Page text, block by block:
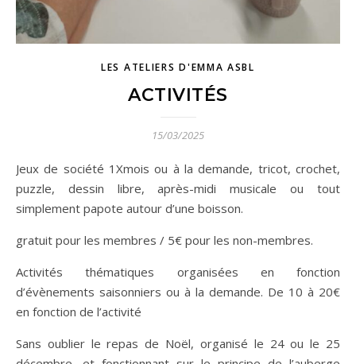
LES ATELIERS D'EMMA ASBL
ACTIVITÉS
15/03/2025
Jeux de société 1Xmois ou à la demande, tricot, crochet,
puzzle, dessin libre, après-midi musicale ou tout
simplement papote autour d’une boisson.
gratuit pour les membres / 5€ pour les non-membres.
Activités thématiques organisées en fonction
d’évènements saisonniers ou à la demande. De 10 à 20€
en fonction de l’activité
Sans oublier le repas de Noël, organisé le 24 ou le 25